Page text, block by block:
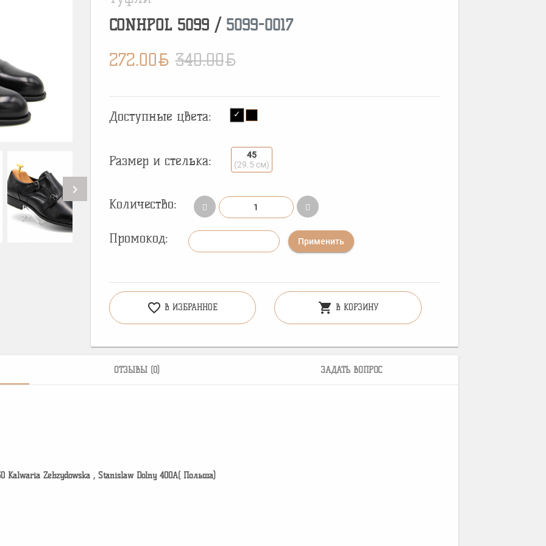
chevron_right
CONHPOL 5099/ 5099-0017
272.00BYN 340.00BYN
Доступные цвета:
Размер и стелька:
45
(29.5 см)
Количество:
Промокод: Применить
favorite_border В ИЗБРАННОЕ shopping_cart В КОРЗИНУ
ОТЗЫВЫ (0) ЗАДАТЬ ВОПРОС
Kalwaria Zebzydowska , Stanislaw Dolny 400A( Польша)